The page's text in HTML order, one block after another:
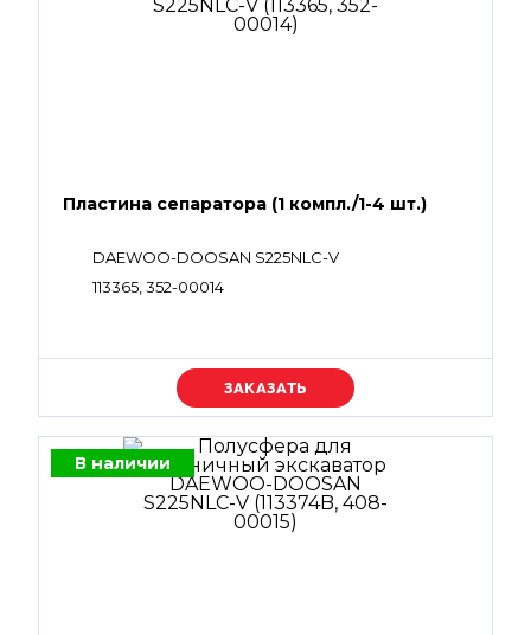
Пластина сепаратора (1 компл./1-4 шт.)
DAEWOO-DOOSAN S225NLC-V
113365, 352-00014
Уточняйте цену
В наличии